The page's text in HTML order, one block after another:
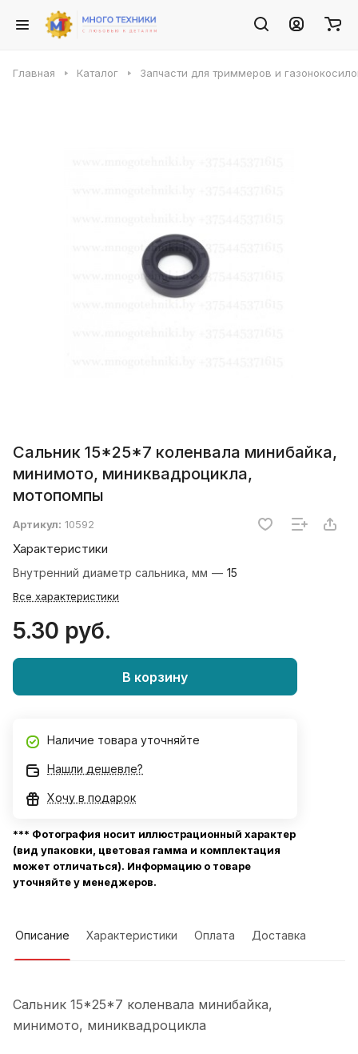
Главная Каталог Запчасти для триммеров и
Сальник 15*25*7 коленвала минибайка,
минимото, миниквадроцикла,
мотопомпы
Артикул: 10592
Характеристики
Внутренний диаметр сальника, мм — 15
Все характеристики
5.30 руб.
В корзину
Наличие товара уточняйте
Нашли дешевле?
Хочу в подарок
*** Фотография носит иллюстрационный характер
(вид упаковки, цветовая гамма и комплектация
может отличаться). Информацию о товаре
уточняйте у менеджеров.
Описание Характеристики Оплата Доставка
Сальник 15*25*7 коленвала минибайка,
минимото, миниквадроцикла